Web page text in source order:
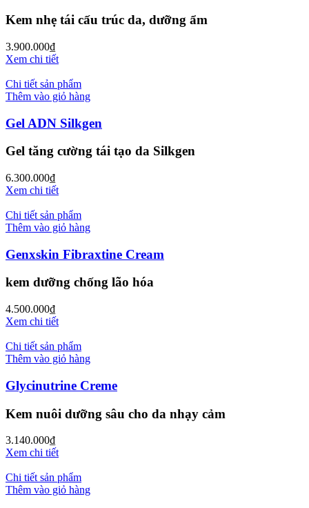
Kem nhẹ tái cấu trúc da, dưỡng ẩm
3.900.000₫
Xem chi tiết
Chi tiết sản phẩm
Thêm vào giỏ hàng
Gel ADN Silkgen
Gel tăng cường tái tạo da Silkgen
6.300.000₫
Xem chi tiết
Chi tiết sản phẩm
Thêm vào giỏ hàng
Genxskin Fibraxtine Cream
kem dưỡng chống lão hóa
4.500.000₫
Xem chi tiết
Chi tiết sản phẩm
Thêm vào giỏ hàng
Glycinutrine Creme
Kem nuôi dưỡng sâu cho da nhạy cảm
3.140.000₫
Xem chi tiết
Chi tiết sản phẩm
Thêm vào giỏ hàng